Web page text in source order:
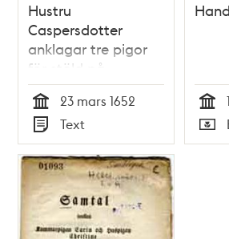
Hustru
Caspersdotter
anklagar tre pigor
för stöld på
badstugan
Tid
23 mars 1652
Typ
Text Tid
Typ